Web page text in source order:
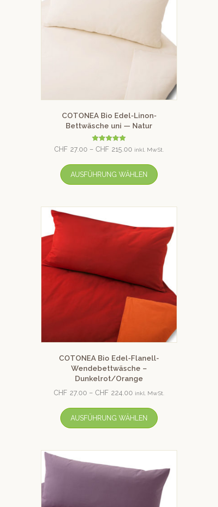
COTONEA Bio Edel-Linon-
Bettwäsche uni — Natur
Bewertet mit
5.00
CHF 27.00 – CHF 215.00 inkl. MwSt.
AUSFÜHRUNG WÄHLEN
COTONEA Bio Edel-Flanell-
Wendebettwäsche –
Dunkelrot/Orange
CHF 27.00 – CHF 224.00 inkl. MwSt.
AUSFÜHRUNG WÄHLEN